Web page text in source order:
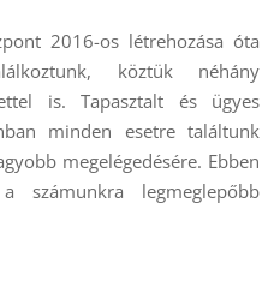
2016-os létrehozása óta
köztük néhány
is. Tapasztalt és ügyes
minden esetre találtunk
megelégedésére. Ebben
számunkra legmeglepőbb